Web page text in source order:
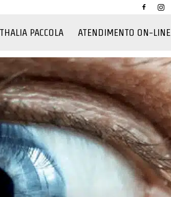
PACCOLA ATENDIMENTO ON-LINE